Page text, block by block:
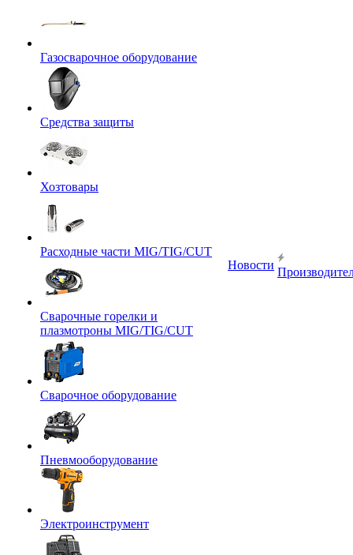
Газосварочное оборудование
Средства защиты
Хозтовары
Расходные части MIG/TIG/CUT
Сварочные горелки и
плазмотроны MIG/TIG/CUT
Сварочное оборудование
Пневмооборудование
Электроинструмент
Новости